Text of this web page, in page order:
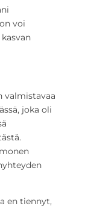
voi
valmistavaa
joka oli
en tiennyt,